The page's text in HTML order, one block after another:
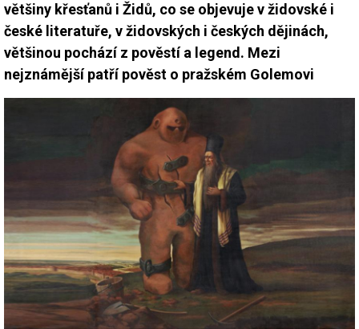
většiny křesťanů i Židů, co se objevuje v židovské i
české literatuře, v židovských i českých dějinách,
většinou pochází z pověstí a legend. Mezi
nejznámější patří pověst o pražském Golemovi